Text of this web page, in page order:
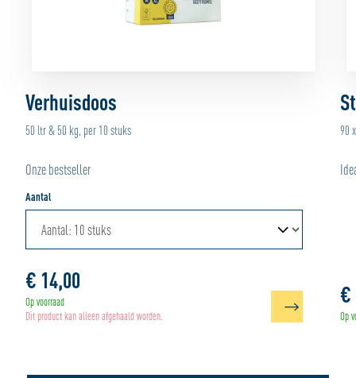
Verhuisdoos
50 ltr & 50 kg, per 10 stuks
Onze bestseller
Aantal
€ 14,00
Op voorraad
Dit product kan alleen afgehaald worden.
90
€
Op